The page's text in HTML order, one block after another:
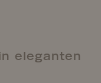
eleganten